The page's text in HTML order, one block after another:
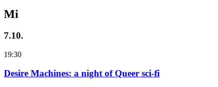
Mi
7.10.
19:30
Desire Machines: a night of Queer sci-fi